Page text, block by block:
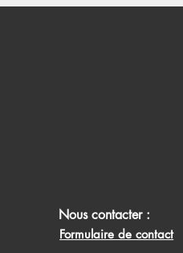
Nous contacter :
Formulaire de contact